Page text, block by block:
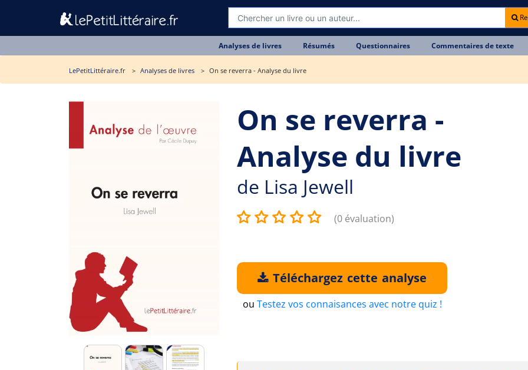
Analyses de livres Résumés Questionnaires Commentaires de texte
LePetitLittéraire.fr Analyses de livres On se reverra - Analyse du livre
On se reverra -
Analyse du livre
de Lisa Jewell
(0 évaluation)
Téléchargez cette analyse
ou Testez vos connaisances avec notre quiz !